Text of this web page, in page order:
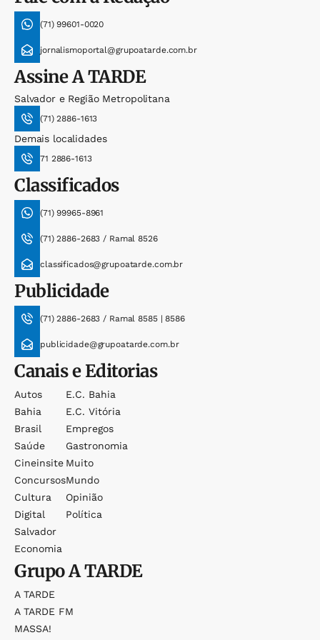
(71) 99601-0020
jornalismoportal@grupoatarde.com.br
AssineA TARDE
Salvador e Região Metropolitana
(71) 2886-1613
Demais localidades
71 2886-1613
Classificados
(71) 99965-8961
(71) 2886-2683 / Ramal 8526
classificados@grupoatarde.com.br
Publicidade
(71) 2886-2683 / Ramal 8585 | 8586
publicidade@grupoatarde.com.br
Canais e Editorias
Autos
Bahia
Brasil
Saúde
Cineinsite
Concursos
Cultura
Digital
Salvador
Economia
E.c. Bahia
E.c. Vitória
Empregos
Gastronomia
Muito
Mundo
Opinião
Política
GrupoA TARDE
A TARDE
A TARDE FM
MASSA!